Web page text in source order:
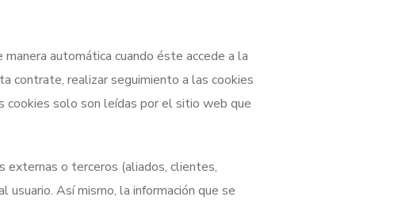
automática cuando éste accede a la
contrate, realizar seguimiento a las cookies
cookies solo son leídas por el sitio web que
externas o terceros (aliados, clientes,
usuario. Así mismo, la información que se